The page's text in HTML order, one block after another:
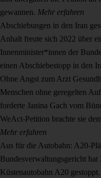
gewannen. Mehr erfahren
Abschiebungen in den Iran
Anhalt freute sich 2022 über
Innenminister*innen der
einen Abschiebestopp in den
Ohne Angst zum Arzt
Menschen ohne geregelten
forderte Janina Gach vom
WeAct-Petition brachte sie
Mehr erfahren
Aus für die Autobahn: A20-
Bundesverwaltungsgericht hat
Küstenautobahn A20